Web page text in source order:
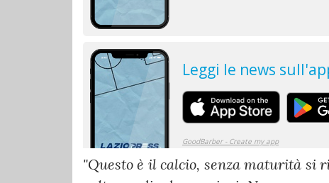
"Questo è il calcio, senza maturità si